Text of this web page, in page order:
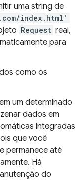
uma string de
index.html'
Request real,
para
como os
em um determinado
dados em
integradas
que você
permanece até
Há
do